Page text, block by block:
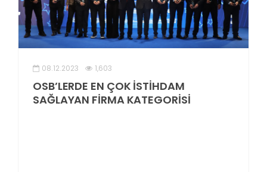
08.12.2023 1,603
OSB’LERDE EN ÇOK İSTİHDAM
SAĞLAYAN FİRMA KATEGORİSİ